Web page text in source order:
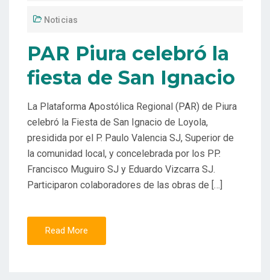
Noticias
PAR Piura celebró la
fiesta de San Ignacio
La Plataforma Apostólica Regional (PAR) de Piura
celebró la Fiesta de San Ignacio de Loyola,
presidida por el P. Paulo Valencia SJ, Superior de
la comunidad local, y concelebrada por los PP.
Francisco Muguiro SJ y Eduardo Vizcarra SJ.
Participaron colaboradores de las obras de […]
Read More